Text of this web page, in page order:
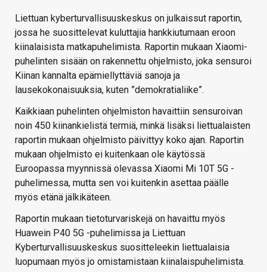
Liettuan kyberturvallisuuskeskus on julkaissut raportin,
jossa he suosittelevat kuluttajia hankkiutumaan eroon
kiinalaisista matkapuhelimista. Raportin mukaan Xiaomi-
puhelinten sisään on rakennettu ohjelmisto, joka sensuroi
Kiinan kannalta epämiellyttäviä sanoja ja
lausekokonaisuuksia, kuten ”demokratialiike”.
Kaikkiaan puhelinten ohjelmiston havaittiin sensuroivan
noin 450 kiinankielistä termiä, minkä lisäksi liettualaisten
raportin mukaan ohjelmisto päivittyy koko ajan. Raportin
mukaan ohjelmisto ei kuitenkaan ole käytössä
Euroopassa myynnissä olevassa Xiaomi Mi 10T 5G -
puhelimessa, mutta sen voi kuitenkin asettaa päälle
myös etänä jälkikäteen.
Raportin mukaan tietoturvariskejä on havaittu myös
Huawein P40 5G -puhelimissa ja Liettuan
Kyberturvallisuuskeskus suositteleekin liettualaisia
luopumaan myös jo omistamistaan kiinalaispuhelimista.